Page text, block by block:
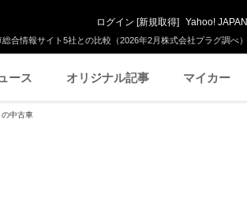
合情報サイト5社との比較（2026年2月株式会社プラグ調べ）
ログイン [新規取得] Yahoo! JAPAN
ース オリジナル記事 マイカー
中古車